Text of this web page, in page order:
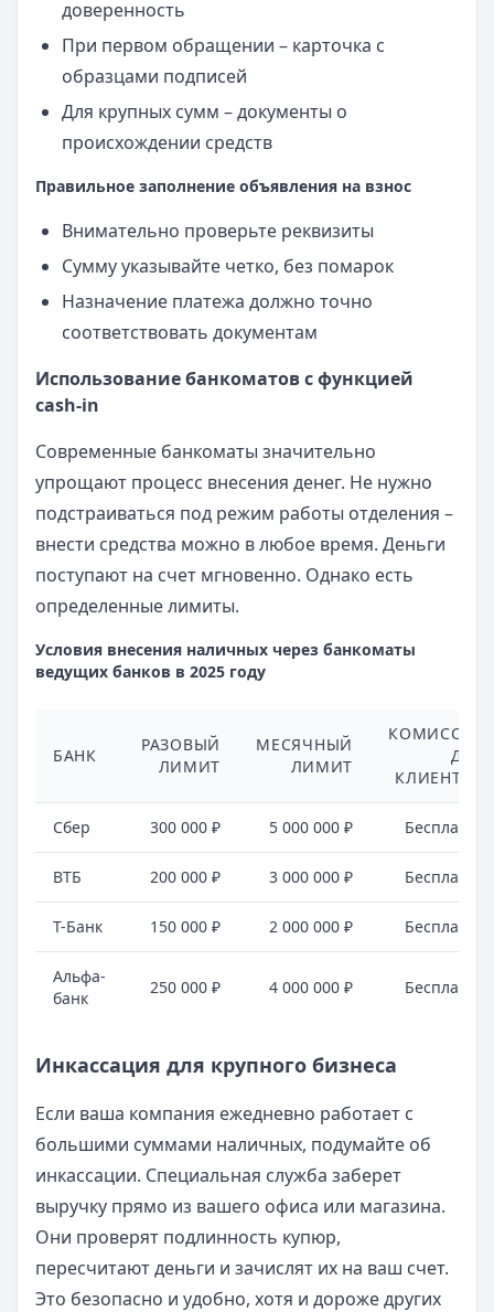
доверенность
При первом обращении – карточка с
образцами подписей
Для крупных сумм – документы о
происхождении средств
Правильное заполнение объявления на взнос
Внимательно проверьте реквизиты
Сумму указывайте четко, без помарок
Назначение платежа должно точно
соответствовать документам
Использование банкоматов с функцией
cash-in
Современные банкоматы значительно
упрощают процесс внесения денег. Не нужно
подстраиваться под режим работы отделения –
внести средства можно в любое время. Деньги
поступают на счет мгновенно. Однако есть
определенные лимиты.
Условия внесения наличных через банкоматы
ведущих банков в 2025 году
БАНК
РАЗОВЫЙ
ЛИМИТ
МЕСЯЧНЫЙ
ЛИМИТ
КОМИССИЯ
ДЛЯ
КЛИЕНТОВ
Сбер 300 000 ₽ 5 000 000 ₽ Бесплатно
ВТБ 200 000 ₽ 3 000 000 ₽ Бесплатно
Т-Банк 150 000 ₽ 2 000 000 ₽ Бесплатно
Альфа-
банк
250 000 ₽ 4 000 000 ₽ Бесплатно
Инкассация для крупного бизнеса
Если ваша компания ежедневно работает с
большими суммами наличных, подумайте об
инкассации. Специальная служба заберет
выручку прямо из вашего офиса или магазина.
Они проверят подлинность купюр,
пересчитают деньги и зачислят их на ваш счет.
Это безопасно и удобно, хотя и дороже других